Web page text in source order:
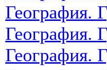
География.
География.
География.